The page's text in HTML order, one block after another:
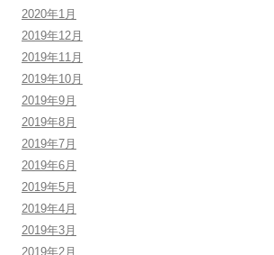
2020年1月
2019年12月
2019年11月
2019年10月
2019年9月
2019年8月
2019年7月
2019年6月
2019年5月
2019年4月
2019年3月
2019年2月